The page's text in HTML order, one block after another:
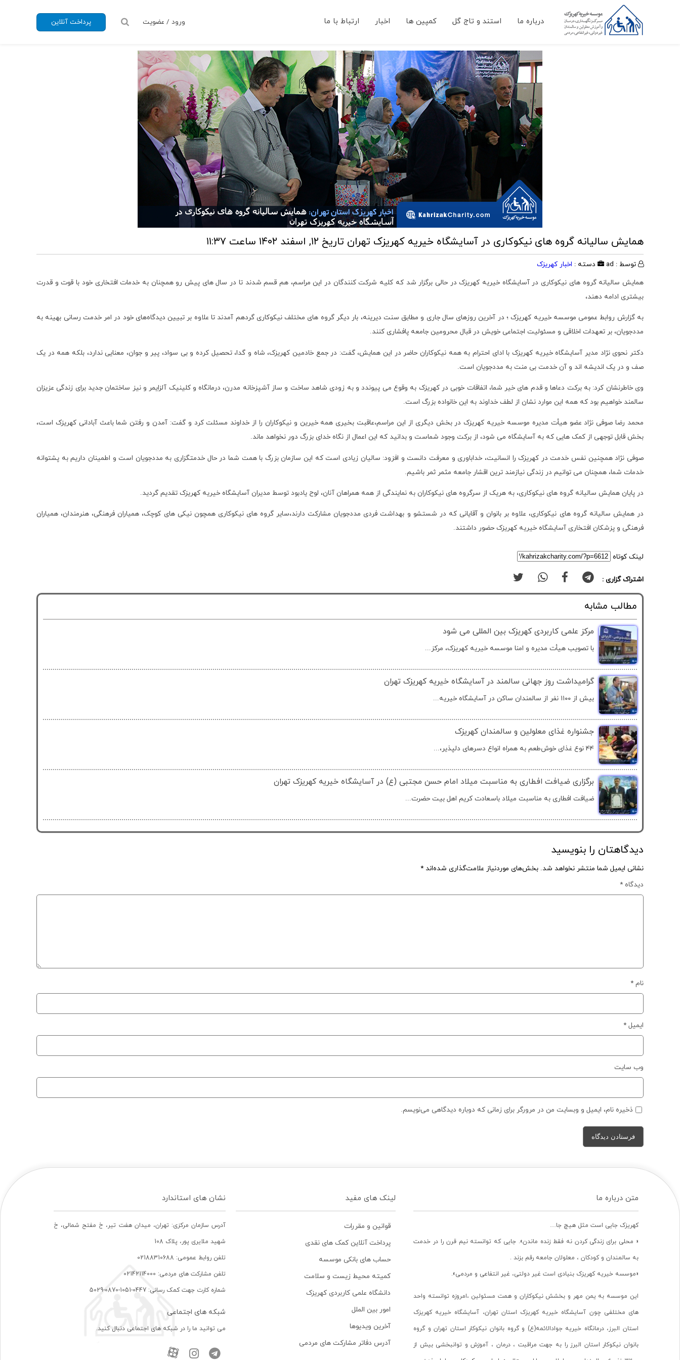
درباره ما استند و تاج گل کمپین ها اخبار ارتباط با ما پرداخت آنلاین ورود / عضویت
همایش سالیانه گروه های نیکوکاری در آسایشگاه خیریه کهریزک تهران تاریخ ۱۲, اسفند ۱۴۰۲ ساعت ۱۱:۳۷
توسط : ad دسته : اخبار کهریزک
همایش سالیانه گروه های نیکوکاری در آسایشگاه خیریه کهریزک در حالی برگزار شد که کلیه شرکت کنندگان در این مراسم، هم قسم شدند تا در سال های پیش رو همچنان به خدمات افتخاری خود با قوت و قدرت
بیشتری ادامه دهند،
به گزارش روابط عمومی موسسه خیریه کهریزک ؛ در آخرین روزهای سال جاری و مطابق سنت دیرینه، بار دیگر گروه های مختلف نیکوکاری گردهم آمدند تا علاوه بر تبیین دیدگاه‌های خود در امر خدمت رسانی بهینه به
مددجویان، بر تعهدات اخلاقی و مسئولیت اجتماعی خویش در قبال محرومین جامعه پافشاری کنند.
دکتر نحوی نژاد مدیر آسایشگاه خیریه کهریزک با ادای احترام به همه نیکوکاران حاضر در این همایش، گفت: در جمع خادمین کهریزک، شاه و گدا، تحصیل کرده و بی سواد، پیر و جوان، معنایی ندارد، بلکه همه در یک
صف و در یک اندیشه اند و آن خدمت بی منت به مددجویان است.
وی خاطرنشان کرد: به برکت دعاها و قدم های خیر شما، اتفاقات خوبی در کهریزک به وقوع می پیوندد و به زودی شاهد ساخت و ساز آشپزخانه مدرن، درمانگاه و کلینیک آلزایمر و نیز ساختمان جدید برای زندگی عزیزان
سالمند خواهیم بود که همه این موارد نشان از لطف خداوند به این خانواده بزرگ است.
محمد رضا صوفی نژاد عضو هیأت مدیره موسسه خیریه کهریزک در بخش دیگری از این مراسم،عاقبت بخیری همه خیرین و نیکوکاران را از خداوند مسئلت کرد و گفت: آمدن و رفتن شما باعث آبادانی کهریزک است،
بخش قابل توجهی از کمک هایی که به آسایشگاه می شود، از برکت وجود شماست و بدانید که این اعمال از نگاه خدای بزرگ دور نخواهد ماند.
صوفی نژاد همچنین نفس خدمت در کهریزک را انسانیت، خداباوری و معرفت دانست و افزود: سالیان زیادی است که این سازمان بزرگ با همت شما در حال خدمتگزاری به مددجویان است و اطمینان داریم به پشتوانه
خدمات شما، همچنان می توانیم در زندگی نیازمند ترین اقشار جامعه مثمر ثمر باشیم.
در پایان همایش سالیانه گروه های نیکوکاری، به هریک از سرگروه های نیکوکاران به نمایندگی از همه همراهان آنان، لوح یادبود توسط مدیران آسایشگاه خیریه کهریزک تقدیم گردید.
در همایش سالیانه گروه های نیکوکاری، علاوه بر بانوان و آقایانی که در شستشو و بهداشت فردی مددجویان مشارکت دارند،سایر گروه های نیکوکاری همچون نیکی های کوچک، همیاران فرهنگی، هنرمندان، همیاران
فرهنگی و پزشکان افتخاری آسایشگاه خیریه کهریزک حضور داشتند.
لینک کوتاه
اشتراک گزاری :
مطالب مشابه
مرکز علمی کاربردی کهریزک بین المللی می شود
با تصویب هیأت مدیره و امنا موسسه خیریه کهریزک، مرکز...
گرامیداشت روز جهانی سالمند در آسایشگاه خیریه کهریزک تهران
بیش از ۱۱۰۰ نفر از سالمندان ساکن در آسایشگاه خیریه...
جشنواره غذای معلولین و سالمندان کهریزک
44 نوع غذای خوش‌طعم به همراه انواع دسرهای دلپذیر،...
برگزاری ضیافت افطاری به مناسبت میلاد امام حسن مجتبی (ع) در آسایشگاه خیریه کهریزک تهران
ضیافت افطاری به مناسبت میلاد باسعادت کریم اهل بیت حضرت...
دیدگاهتان را بنویسید
نشانی ایمیل شما منتشر نخواهد شد. بخش‌های موردنیاز علامت‌گذاری شده‌اند *
دیدگاه *
نام *
ایمیل *
وب‌ سایت
ذخیره نام، ایمیل و وبسایت من در مرورگر برای زمانی که دوباره دیدگاهی می‌نویسم.
متن درباره ما
کهریزک جایی است مثل هیچ جا…
« محلی برای زندگی کردن نه فقط زنده ماندن». جایی که توانسته نیم قرن را در خدمت
به سالمندان و کودکان ، معلولان جامعه رقم بزند .
«موسسه خیریه کهریزک بنیادی است غیر دولتی، غیر انتفاعی و مردمی».
این موسسه به یمن مهر و بخشش نیکوکاران و همت مسئولین ،امروزه توانسته واحد
های مختلفی چون آسایشگاه خیریه کهریزک استان تهران، آسایشگاه خیریه کهریزک
استان البرز، درمانگاه خیریه جوادالائمه(ع) و گروه بانوان نیکوکار استان تهران و گروه
بانوان نیکوکار استان البرز را به جهت مراقبت ، درمان ، آموزش و توانبخشی بیش از
لینک های مفید
قوانین و مقررات
پرداخت آنلاین کمک های نقدی
حساب های بانکی موسسه
کمیته محیط زیست و سلامت
دانشگاه علمی کاربردی کهریزک
امور بین الملل
آخرین ویدیوها
آدرس دفاتر مشارکت های مردمی
نشان های استاندارد
آدرس سازمان مرکزی: تهران، ميدان هفت تير، خ مفتح شمالی، خ
شهيد ملايری پور، پلاک 108
تلفن روابط عمومی: 02188310688
تلفن مشارکت های مردمی: 02142114000
شماره کارت جهت کمک رسانی: 0447-1051-0870-5029
شبکه های اجتماعی
می توانید ما را در شبکه های اجتماعی دنبال کنید.